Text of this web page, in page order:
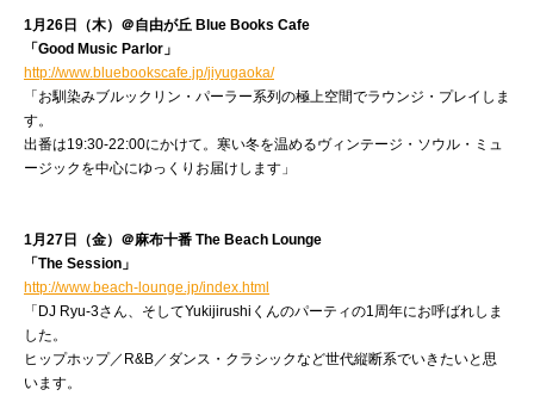
1月26日（木）＠自由が丘 Blue Books Cafe
「Good Music Parlor」
http://www.bluebookscafe.jp/jiyugaoka/
「お馴染みブルックリン・パーラー系列の極上空間でラウンジ・プレイしま
す。
出番は19:30-22:00にかけて。寒い冬を温めるヴィンテージ・ソウル・ミュ
ージックを中心にゆっくりお届けします」
1月27日（金）＠麻布十番 The Beach Lounge
「The Session」
http://www.beach-lounge.jp/index.html
「DJ Ryu-3さん、そしてYukijirushiくんのパーティの1周年にお呼ばれしま
した。
ヒップホップ／R&B／ダンス・クラシックなど世代縦断系でいきたいと思
います。